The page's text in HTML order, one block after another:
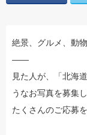
絶景、グルメ、動
――
見た人が、「北海
うなお写真を募集
たくさんのご応募